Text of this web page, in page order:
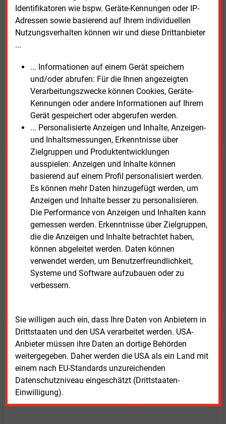
Identifikatoren wie bspw. Geräte-Kennungen oder IP-
Adressen sowie basierend auf Ihrem individuellen
Nutzungsverhalten können wir und diese Drittanbieter
...
... Informationen auf einem Gerät speichern
und/oder abrufen: Für die Ihnen angezeigten
Verarbeitungszwecke können Cookies, Geräte-
Kennungen oder andere Informationen auf Ihrem
Gerät gespeichert oder abgerufen werden.
... Personalisierte Anzeigen und Inhalte, Anzeigen-
und Inhaltsmessungen, Erkenntnisse über
Zielgruppen und Produktentwicklungen
ausspielen: Anzeigen und Inhalte können
basierend auf einem Profil personalisiert werden.
Es können mehr Daten hinzugefügt werden, um
Anzeigen und Inhalte besser zu personalisieren.
Die Performance von Anzeigen und Inhalten kann
gemessen werden. Erkenntnisse über Zielgruppen,
die die Anzeigen und Inhalte betrachtet haben,
können abgeleitet werden. Daten können
verwendet werden, um Benutzerfreundlichkeit,
Systeme und Software aufzubauen oder zu
verbessern.
Sie willigen auch ein, dass Ihre Daten von Anbietern in
Drittstaaten und den USA verarbeitet werden. USA-
Anbieter müssen ihre Daten an dortige Behörden
weitergegeben. Daher werden die USA als ein Land mit
einem nach EU-Standards unzureichenden
Datenschutzniveau eingeschätzt (Drittstaaten-
Einwilligung).
Kaufen Sie den Artikel
erhalten Sie sofort diesen redaktionellen Beitrag für
JETZT ARTIKEL KAUFEN
Testen Sie E&M
kostenlos und
unverbindlich
Zwei Wochen kostenfreier Zugang
Zugang auf stündlich aktualisierte Nachrichten mit
Prognose- und Marktdaten
+ einmal täglich E&M daily
+ zwei Ausgaben der Zeitung E&M
ohne automatische Verlängerung
JETZT KOSTENLOS TESTEN
Login für Kunden